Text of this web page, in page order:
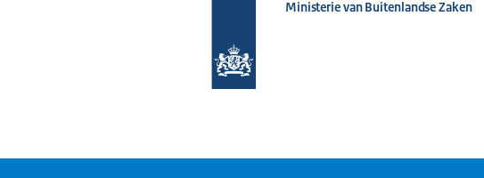
homepage
Ministerie van Buitenlandse Zaken